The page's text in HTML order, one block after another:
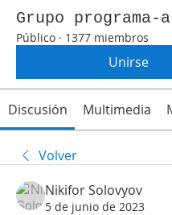
Grupo programa-
Público · 1377 miembros
Unirse
Discusión Multimedia
Volver
Nikifor Solovyov
5 de junio de 2023